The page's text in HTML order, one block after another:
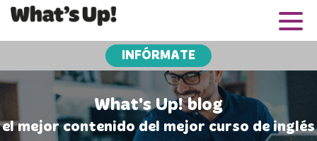
INFÓRMATE
What's Up! blog
el mejor contenido del mejor curso de inglés